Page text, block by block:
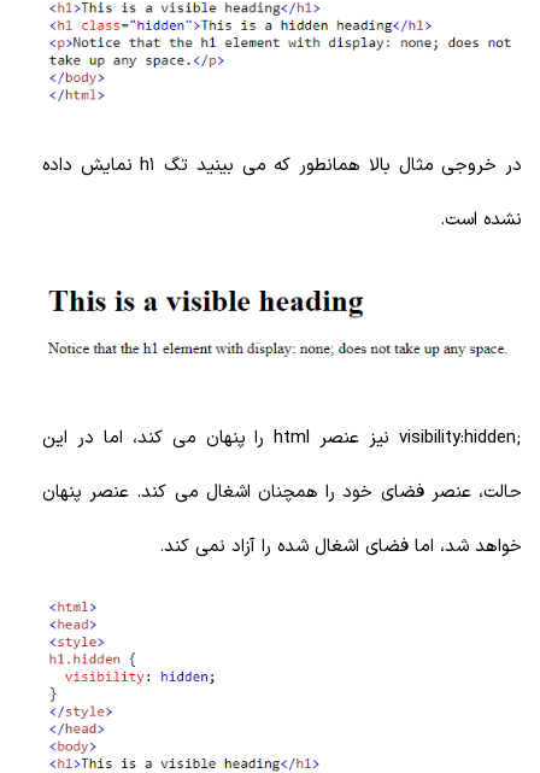
در خروجی مثال بالا همانطور که می بینید تگ h1 نمایش داده
نشده است.
;visibility:hidden نیز عنصر html را پنهان می کند، اما در این
حالت، عنصر فضای خود را همچنان اشغال می کند. عنصر پنهان
خواهد شد، اما فضای اشغال شده را آزاد نمی کند.